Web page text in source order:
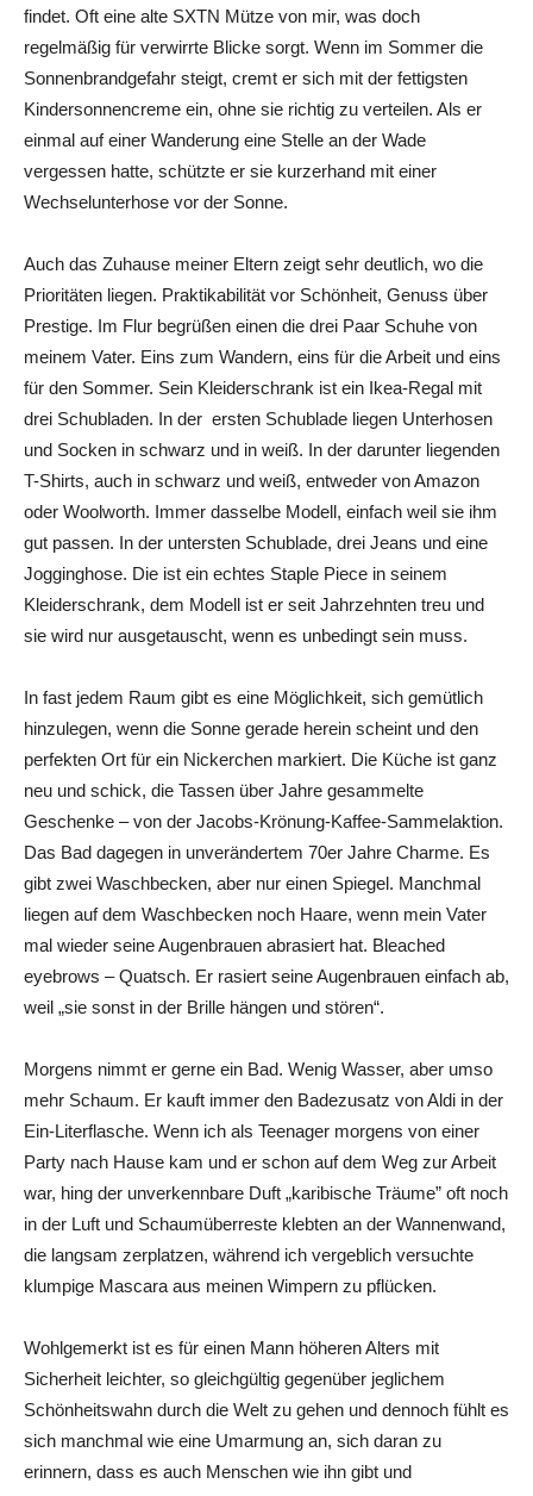
findet. Oft eine alte SXTN Mütze von mir, was doch
regelmäßig für verwirrte Blicke sorgt. Wenn im Sommer die
Sonnenbrandgefahr steigt, cremt er sich mit der fettigsten
Kindersonnencreme ein, ohne sie richtig zu verteilen. Als er
einmal auf einer Wanderung eine Stelle an der Wade
vergessen hatte, schützte er sie kurzerhand mit einer
Wechselunterhose vor der Sonne.
Auch das Zuhause meiner Eltern zeigt sehr deutlich, wo die
Prioritäten liegen. Praktikabilität vor Schönheit, Genuss über
Prestige. Im Flur begrüßen einen die drei Paar Schuhe von
meinem Vater. Eins zum Wandern, eins für die Arbeit und eins
für den Sommer. Sein Kleiderschrank ist ein Ikea-Regal mit
drei Schubladen. In der ersten Schublade liegen Unterhosen
und Socken in schwarz und in weiß. In der darunter liegenden
T-Shirts, auch in schwarz und weiß, entweder von Amazon
oder Woolworth. Immer dasselbe Modell, einfach weil sie ihm
gut passen. In der untersten Schublade, drei Jeans und eine
Jogginghose. Die ist ein echtes Staple Piece in seinem
Kleiderschrank, dem Modell ist er seit Jahrzehnten treu und
sie wird nur ausgetauscht, wenn es unbedingt sein muss.
In fast jedem Raum gibt es eine Möglichkeit, sich gemütlich
hinzulegen, wenn die Sonne gerade herein scheint und den
perfekten Ort für ein Nickerchen markiert. Die Küche ist ganz
neu und schick, die Tassen über Jahre gesammelte
Geschenke – von der Jacobs-Krönung-Kaffee-Sammelaktion.
Das Bad dagegen in unverändertem 70er Jahre Charme. Es
gibt zwei Waschbecken, aber nur einen Spiegel. Manchmal
liegen auf dem Waschbecken noch Haare, wenn mein Vater
mal wieder seine Augenbrauen abrasiert hat. Bleached
eyebrows – Quatsch. Er rasiert seine Augenbrauen einfach ab,
weil „sie sonst in der Brille hängen und stören“.
Morgens nimmt er gerne ein Bad. Wenig Wasser, aber umso
mehr Schaum. Er kauft immer den Badezusatz von Aldi in der
Ein-Literflasche. Wenn ich als Teenager morgens von einer
Party nach Hause kam und er schon auf dem Weg zur Arbeit
war, hing der unverkennbare Duft „karibische Träume” oft noch
in der Luft und Schaumüberreste klebten an der Wannenwand,
die langsam zerplatzen, während ich vergeblich versuchte
klumpige Mascara aus meinen Wimpern zu pflücken.
Wohlgemerkt ist es für einen Mann höheren Alters mit
Sicherheit leichter, so gleichgültig gegenüber jeglichem
Schönheitswahn durch die Welt zu gehen und dennoch fühlt es
sich manchmal wie eine Umarmung an, sich daran zu
erinnern, dass es auch Menschen wie ihn gibt und